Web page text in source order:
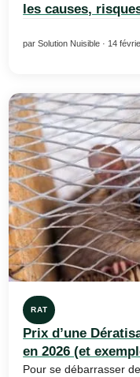
les causes,
par Solution Nuisible · 14
RAT
Prix d’une
en 2026 (et
Pour se débarrasser